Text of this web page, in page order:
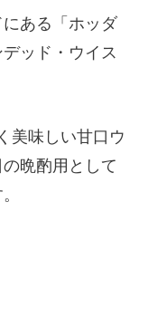
ある「ホッダ
ッド・ウイス
美味しい甘口ウ
晩酌用として